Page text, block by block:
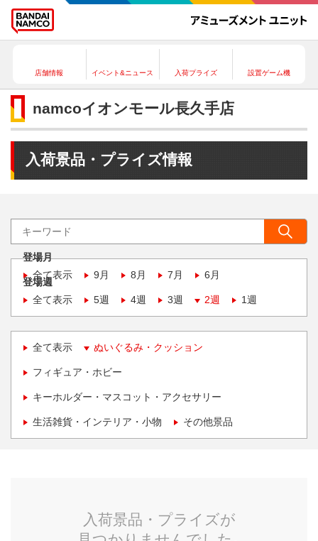
店舗情報 イベント&ニュース 入荷プライズ 設置ゲーム機
namcoイオンモール長久手店
入荷景品・プライズ情報
登場月
全て表示
9月 8月 7月 6月
登場週
全て表示
5週 4週 3週 2週 1週
全て表示 ぬいぐるみ・クッション
フィギュア・ホビー
キーホルダー・マスコット・アクセサリー
生活雑貨・インテリア・小物 その他景品